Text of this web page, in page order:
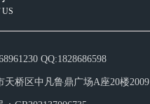
QQ:1828686598
天桥区中凡鲁鼎广场A座20楼2009